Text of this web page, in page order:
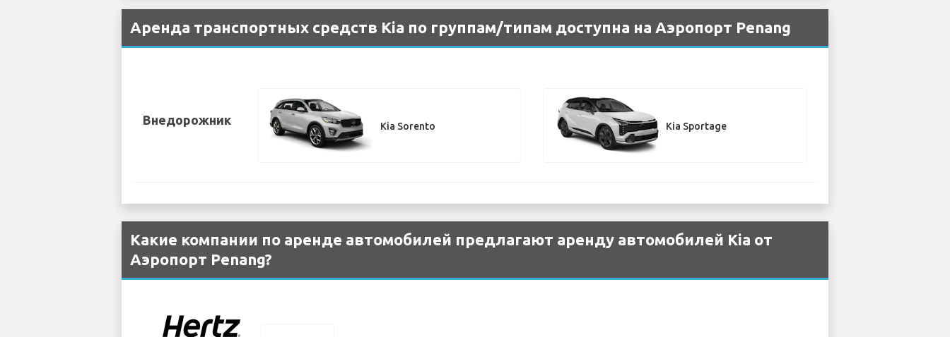
Аренда транспортных средств Kia по группам/типам доступна на Аэропорт Penang
Внедорожник Kia Sorento Kia Sportage
Какие компании по аренде автомобилей предлагают аренду автомобилей Kia от
Аэропорт Penang?